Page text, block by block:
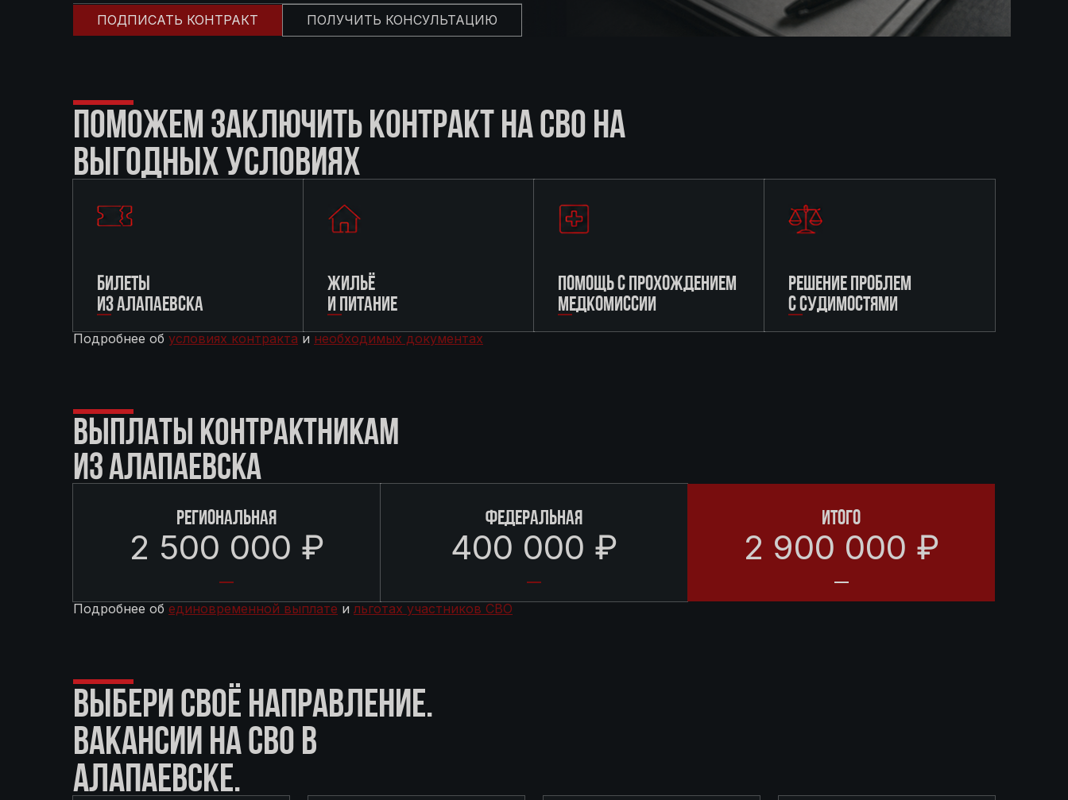
ПОДПИСАТЬ КОНТРАКТ ПОЛУЧИТЬ КОНСУЛЬТАЦИЮ
ПОМОЖЕМ ЗАКЛЮЧИТЬ КОНТРАКТ НА СВО НА
ВЫГОДНЫХ УСЛОВИЯХ
БИЛЕТЫ
ИЗ АЛАПАЕВСКА
ЖИЛЬЁ
И ПИТАНИЕ
ПОМОЩЬ С ПРОХОЖДЕНИЕМ
МЕДКОМИССИИ
РЕШЕНИЕ ПРОБЛЕМ
С СУДИМОСТЯМИ
Подробнее об условиях контракта и необходимых документах
ВЫПЛАТЫ КОНТРАКТНИКАМ
ИЗ АЛАПАЕВСКА
РЕГИОНАЛЬНАЯ
2 500 000 ₽
ФЕДЕРАЛЬНАЯ
400 000 ₽
ИТОГО
2 900 000 ₽
Подробнее об единовременной выплате и льготах участников СВО
ВЫБЕРИ СВОЁ НАПРАВЛЕНИЕ.
ВАКАНСИИ НА СВО В
АЛАПАЕВСКЕ.